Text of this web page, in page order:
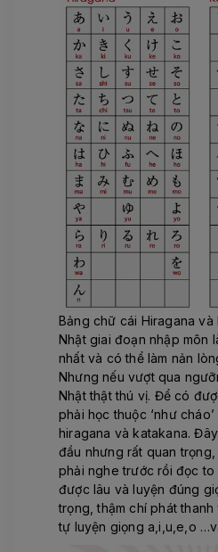
Bảng chữ cái Hiragana và
Nhật giai đoạn nhập môn
nhất và có thể làm nản
Nhưng nếu vượt qua
Nhật thật thú vị. Để có
phải học thuộc ‘như
hiragana và katakana.
đầu nhưng rất quan
phải nghe trước rồi đọc to
được lâu và luyện đúng
trọng, thậm chí phát
tự luyện giọng a,i,u,e,o